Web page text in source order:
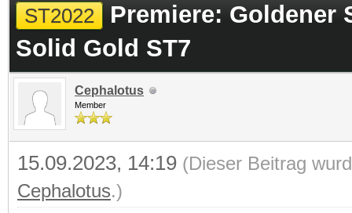
ST2022
Premiere: Goldener
Solid Gold ST7
Cephalotus
Member
15.09.2023, 14:19 (Dieser Beitrag
Cephalotus.)